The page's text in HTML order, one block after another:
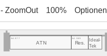
- ZoomOut 100% Optionen
A4.577
ATN
A4.565
Res.
Ideal-
Tek